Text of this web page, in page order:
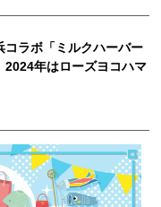
コラボ「ミルクハーバー
2024年はローズヨコハマ